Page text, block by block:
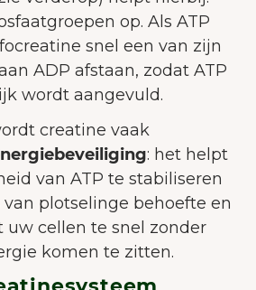
op. Als ATP
snel een van zijn
ADP afstaan, zodat ATP
wordt aangevuld.
creatine vaak
: het helpt
van ATP te stabiliseren
plotselinge behoefte en
uw cellen te snel zonder
komen te zitten.